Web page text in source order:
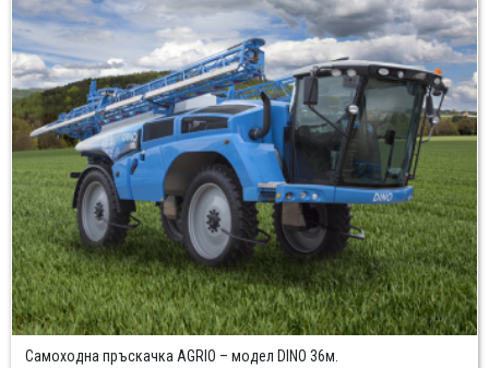
Самоходна пръскачка AGRIO – модел DINO 36м.